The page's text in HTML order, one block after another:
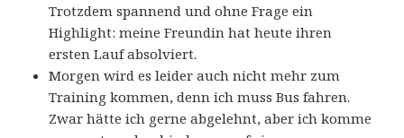
Trotzdem spannend und ohne Frage ein
Highlight: meine Freundin hat heute ihren
ersten Lauf absolviert.
Morgen wird es leider auch nicht mehr zum
Training kommen, denn ich muss Bus fahren.
Zwar hätte ich gerne abgelehnt, aber ich komme